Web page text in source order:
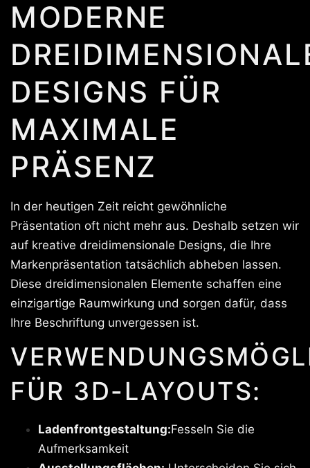
MODERNE
DESIGNS FÜR
MAXIMALE
PRÄSENZ
In der heutigen Zeit reicht gewöhnliche
Präsentation oft nicht mehr aus. Deshalb setzen wir
auf kreative dreidimensionale Designs, die Ihre
Markenpräsentation tatsächlich abheben lassen.
Diese dreidimensionalen Elemente schaffen eine
einzigartige Raumwirkung und sorgen dafür, dass
Ihre Beschriftung unvergessen ist.
FÜR 3D-LAYOUTS:
Ladenfrontgestaltung:Fesseln Sie die
Aufmerksamkeit